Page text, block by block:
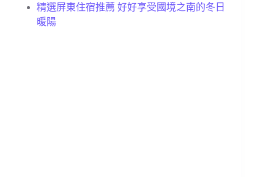
精選屏東住宿推薦 好好享受國境之南的冬日
暖陽